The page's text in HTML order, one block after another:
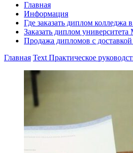
Главная
Информация
Где заказать диплом колледжа
Заказать диплом университета
Продажа дипломов с
Главная Text Практическое